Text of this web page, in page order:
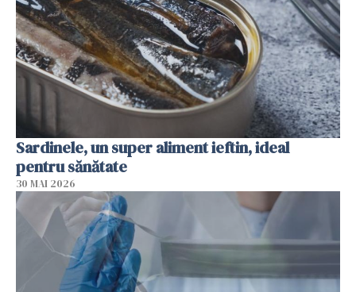
Sardinele, un super aliment ieftin, ideal
pentru sănătate
30 MAI 2026